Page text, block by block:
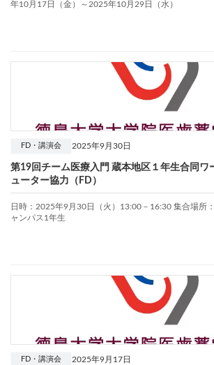
年10月17日（金）～2025年10月29日（水）
2025年9月30日
FD・講演会
第19回チーム医療入門 蔵本地区１年生合同ワ
ューター協力（FD）
日時：2025年9月30日（火）13:00－16:30 集合場所
ャンパス1年生
2025年9月17日
FD・講演会